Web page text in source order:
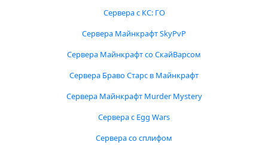
Сервера с КС: ГО
Сервера Майнкрафт SkyPvP
Сервера Майнкрафт со СкайВарсом
Сервера Браво Старс в Майнкрафт
Сервера Майнкрафт Murder Mystery
Сервера с Egg Wars
Сервера со сплифом